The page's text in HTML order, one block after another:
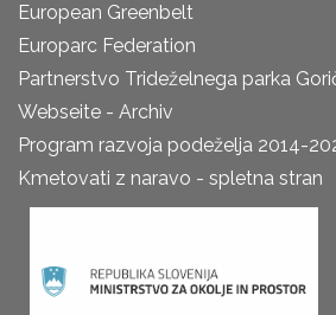
European Greenbelt
Europarc Federation
Partnerstvo Trideželnega parka
Webseite - Archiv
Program razvoja podeželja 2014-
Kmetovati z naravo - spletna stran